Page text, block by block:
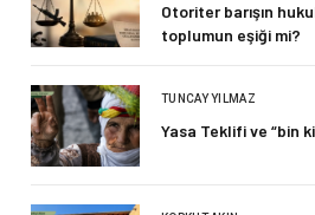
Otoriter barışın
toplumun eşiği mi?
TUNCAY YILMAZ
Yasa Teklifi ve “bin